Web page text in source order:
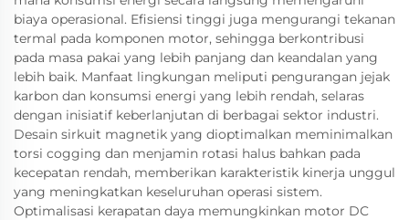
biaya operasional. Efisiensi tinggi juga mengurangi tekanan
termal pada komponen motor, sehingga berkontribusi
pada masa pakai yang lebih panjang dan keandalan yang
lebih baik. Manfaat lingkungan meliputi pengurangan jejak
karbon dan konsumsi energi yang lebih rendah, selaras
dengan inisiatif keberlanjutan di berbagai sektor industri.
Desain sirkuit magnetik yang dioptimalkan meminimalkan
torsi cogging dan menjamin rotasi halus bahkan pada
kecepatan rendah, memberikan karakteristik kinerja unggul
yang meningkatkan keseluruhan operasi sistem.
Optimalisasi kerapatan daya memungkinkan motor DC